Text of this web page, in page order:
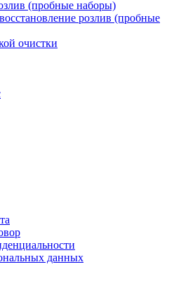
(пробные наборы)
розлив (пробные
очистки
данных